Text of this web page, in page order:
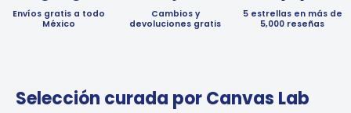
Envíos gratis a todo
México
Cambios y
devoluciones gratis
5 estrellas en más de
5,000 reseñas
Selección curada por Canvas Lab